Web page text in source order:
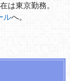
は東京勤務。
ルへ。